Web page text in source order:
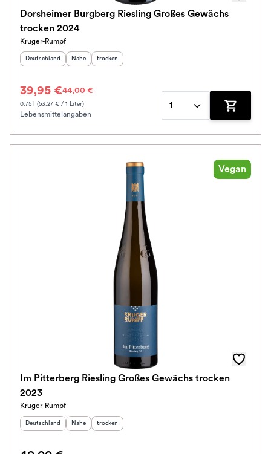
Dorsheimer Burgberg Riesling Großes Gewächs
trocken 2024
Kruger-Rumpf
Herkunftsland
Deutschland Herkunftsregion:
Nahe Geschmack
trocken
39,95 €44,00 €
0.75 l (53.27 € / 1 Liter)
Lebensmittelangaben
1
Zum
Vegan
Im Pitterberg Riesling Großes Gewächs trocken
2023
Kruger-Rumpf
Herkunftsland
Deutschland Herkunftsregion:
Nahe Geschmack
trocken